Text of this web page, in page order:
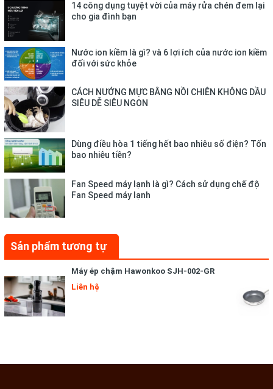
Thiết kế thêm đầu sấy hẹp tạo luồng gió mạnh tập trung, tiết
kiệm thời gian sấy cho người dùng.
Máy sấy với 3 tốc độ sấy, có sấy mát
Sấy nhanh và tỏa hơi nóng (mức số 3), sấy chậm và tỏa hơi ấm
(mức số 2) và sấy mát (mức số 1) cho người dùng tùy chọn
theo từng loại tóc và theo nhu cầu sử dụng, bảo vệ sức khỏe
mái tóc tốt hơn.
14 công dụng tuyệt vời của máy rửa chén đem lại
cho gia đình bạn
Nước ion kiềm là gì? và 6 lợi ích của nước ion kiềm
đối với sức khỏe
CÁCH NƯỚNG MỰC BẰNG NỒI CHIÊN KHÔNG DẦU
SIÊU DỄ SIÊU NGON
Dùng điều hòa 1 tiếng hết bao nhiêu số điện? Tốn
bao nhiêu tiền?
Fan Speed máy lạnh là gì? Cách sử dụng chế độ
Fan Speed máy lạnh
Sản phẩm tương tự
Máy ép chậm Hawonkoo SJH-002-GR
Liên hệ